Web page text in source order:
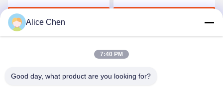
Elastische Polyurethaan
Krijg Beste Prijs
Naadloos Ondergoed
Alice Chen
7:40 PM
Good day, what product are you looking for?